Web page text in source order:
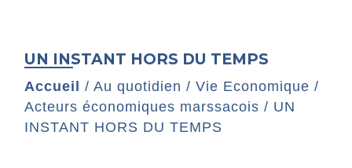
UN INSTANT HORS DU TEMPS
Accueil / Au quotidien / Vie Economique /
Acteurs économiques marssacois / UN
INSTANT HORS DU TEMPS